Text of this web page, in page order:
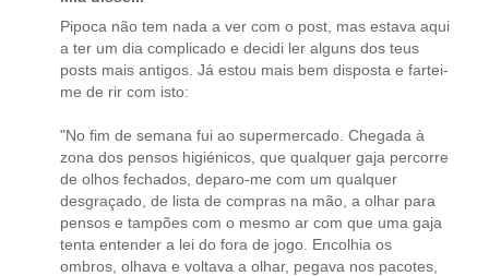
Pipoca não tem nada a ver com o post, mas estava aqui
a ter um dia complicado e decidi ler alguns dos teus
posts mais antigos. Já estou mais bem disposta e fartei-
me de rir com isto:
"No fim de semana fui ao supermercado. Chegada à
zona dos pensos higiénicos, que qualquer gaja percorre
de olhos fechados, deparo-me com um qualquer
desgraçado, de lista de compras na mão, a olhar para
pensos e tampões com o mesmo ar com que uma gaja
tenta entender a lei do fora de jogo. Encolhia os
ombros, olhava e voltava a olhar, pegava nos pacotes,